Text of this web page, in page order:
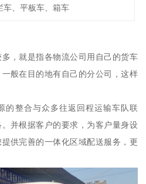
车、平板车、箱车
，就是指各物流公司用自己的货车
般在目的地有自己的分公司，这样
的整合与众多往返回程运输车队联
并根据客户的要求，为客户量身设
供完善的一体化区域配送服务，更